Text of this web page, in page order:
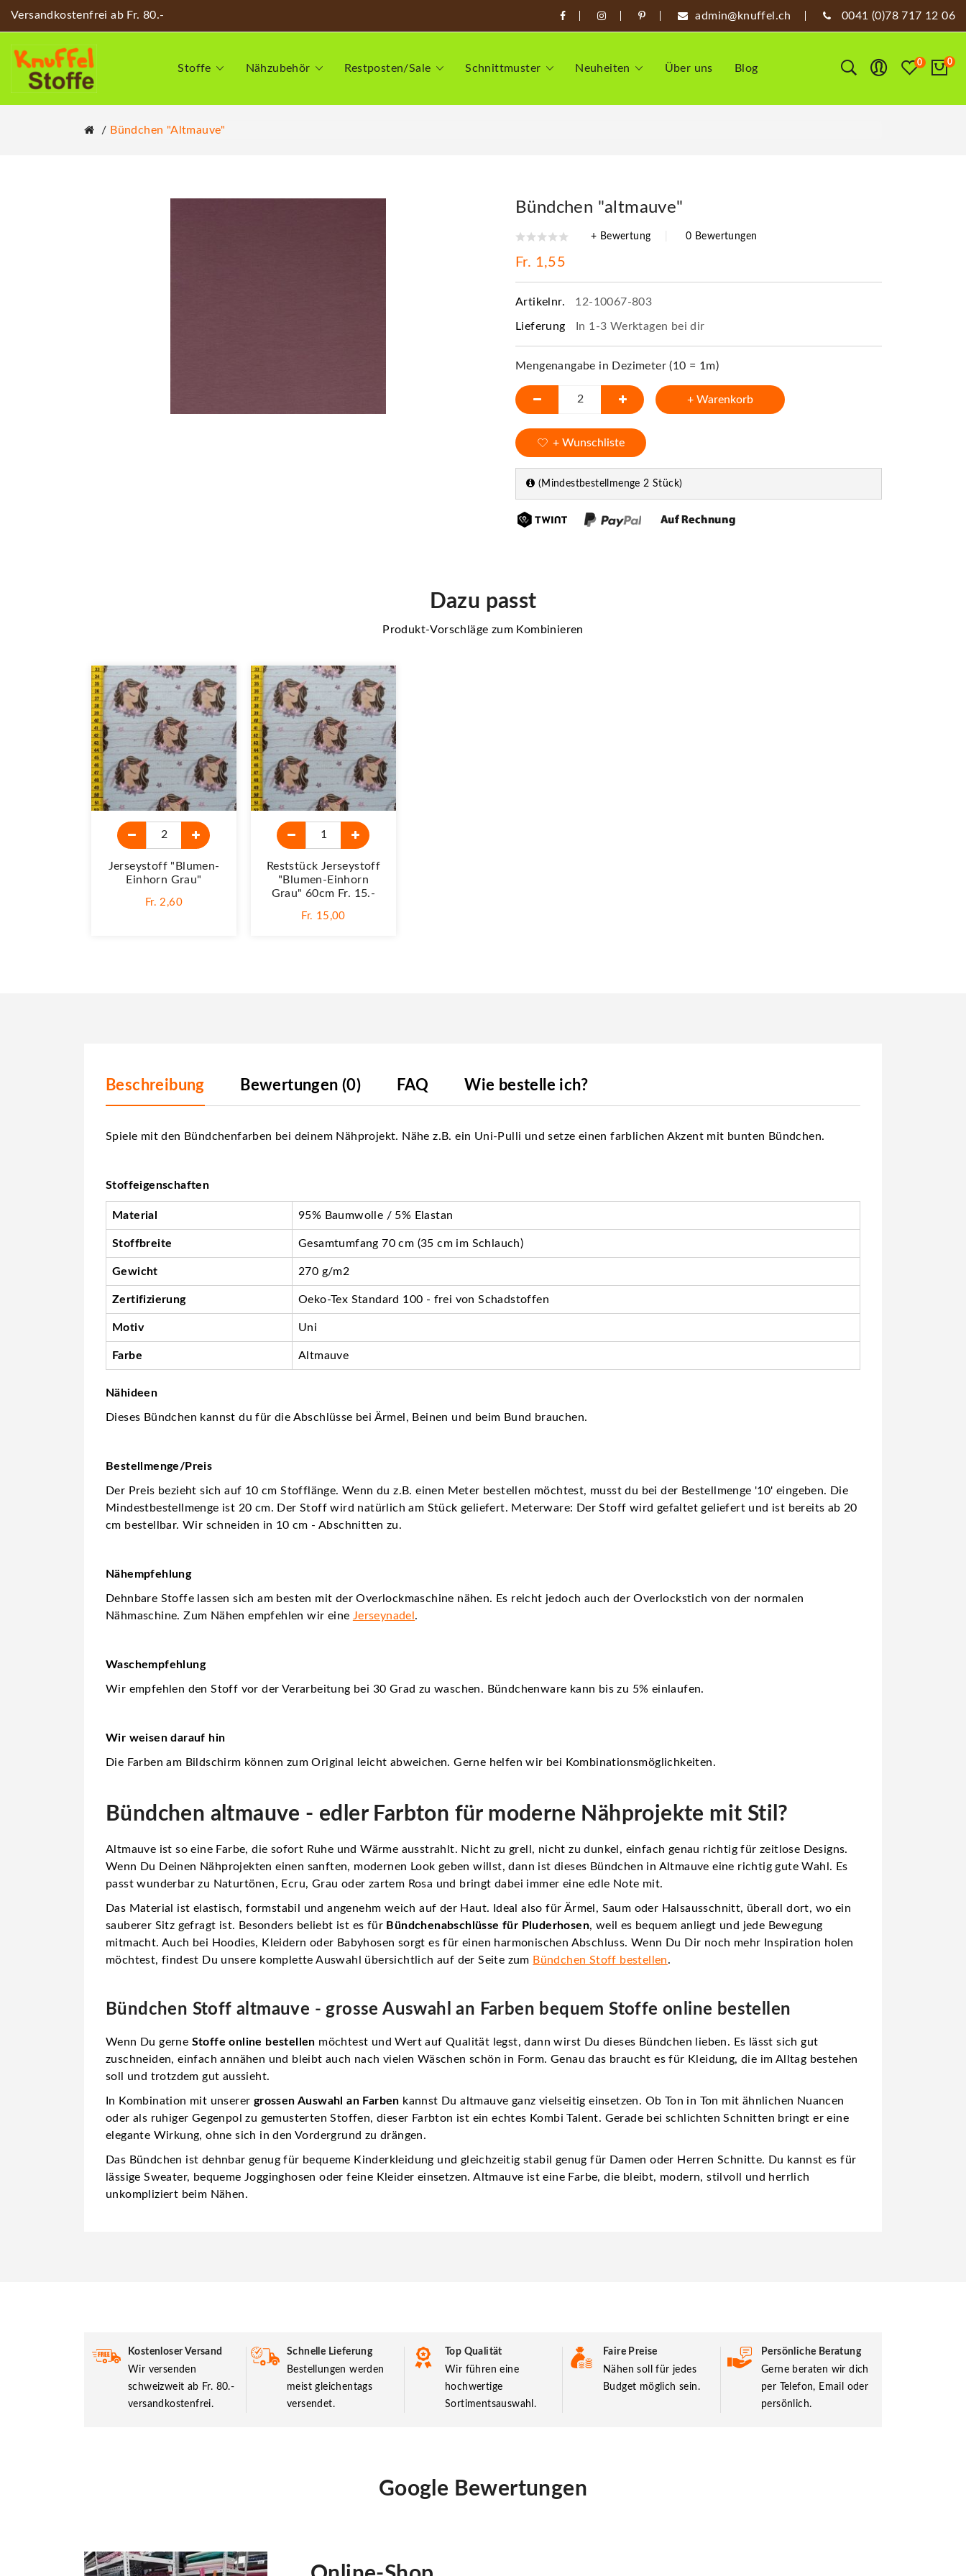
Versandkostenfrei ab Fr. 80.- admin@knuffel.ch 0041 (0)78 717 12 06
Stoffe Nähzubehör Restposten/Sale Schnittmuster Neuheiten Über uns Blog 0 0
Bündchen "altmauve"
Bündchen "altmauve"
+ Bewertung 0 Bewertungen
Fr. 1,55
Artikelnr. 12-10067-803
Lieferung In 1-3 Werktagen bei dir
Mengenangabe in Dezimeter (10 = 1m)
+ Warenkorb
+ Wunschliste
(Mindestbestellmenge 2 Stück)
Dazu passt
Produkt-Vorschläge zum Kombinieren
Jerseystoff "Blumen-
Einhorn Grau"
Fr. 2,60
Reststück Jerseystoff
"Blumen-Einhorn
Grau" 60cm Fr. 15.-
Fr. 15,00
Beschreibung Bewertungen (0) FAQ Wie bestelle ich?
Spiele mit den Bündchenfarben bei deinem Nähprojekt. Nähe z.B. ein Uni-Pulli und setze einen farblichen Akzent mit bunten Bündchen.
Stoffeigenschaften
Material 95% Baumwolle / 5% Elastan
Stoffbreite Gesamtumfang 70 cm (35 cm im Schlauch)
Gewicht 270 g/m2
Zertifizierung Oeko-Tex Standard 100 - frei von Schadstoffen
Motiv Uni
Farbe Altmauve
Nähideen
Dieses Bündchen kannst du für die Abschlüsse bei Ärmel, Beinen und beim Bund brauchen.
Bestellmenge/Preis
Der Preis bezieht sich auf 10 cm Stofflänge. Wenn du z.B. einen Meter bestellen möchtest, musst du bei der Bestellmenge '10' eingeben. Die
Mindestbestellmenge ist 20 cm. Der Stoff wird natürlich am Stück geliefert. Meterware: Der Stoff wird gefaltet geliefert und ist bereits ab 20
cm bestellbar. Wir schneiden in 10 cm - Abschnitten zu.
Nähempfehlung
Dehnbare Stoffe lassen sich am besten mit der Overlockmaschine nähen. Es reicht jedoch auch der Overlockstich von der normalen
Nähmaschine. Zum Nähen empfehlen wir eine Jerseynadel .
Waschempfehlung
Wir empfehlen den Stoff vor der Verarbeitung bei 30 Grad zu waschen. Bündchenware kann bis zu 5% einlaufen.
Wir weisen darauf hin
Die Farben am Bildschirm können zum Original leicht abweichen. Gerne helfen wir bei Kombinationsmöglichkeiten.
Bündchen altmauve - edler Farbton für moderne Nähprojekte mit Stil?
Altmauve ist so eine Farbe, die sofort Ruhe und Wärme ausstrahlt. Nicht zu grell, nicht zu dunkel, einfach genau richtig für zeitlose Designs.
Wenn Du Deinen Nähprojekten einen sanften, modernen Look geben willst, dann ist dieses Bündchen in Altmauve eine richtig gute Wahl. Es
passt wunderbar zu Naturtönen, Ecru, Grau oder zartem Rosa und bringt dabei immer eine edle Note mit.
Das Material ist elastisch, formstabil und angenehm weich auf der Haut. Ideal also für Ärmel, Saum oder Halsausschnitt, überall dort, wo ein
sauberer Sitz gefragt ist. Besonders beliebt ist es für Bündchenabschlüsse für Pluderhosen, weil es bequem anliegt und jede Bewegung
mitmacht. Auch bei Hoodies, Kleidern oder Babyhosen sorgt es für einen harmonischen Abschluss. Wenn Du Dir noch mehr Inspiration holen
möchtest, findest Du unsere komplette Auswahl übersichtlich auf der Seite zum Bündchen Stoff bestellen.
Bündchen Stoff altmauve - grosse Auswahl an Farben bequem Stoffe online bestellen
Wenn Du gerne Stoffe online bestellen möchtest und Wert auf Qualität legst, dann wirst Du dieses Bündchen lieben. Es lässt sich gut
zuschneiden, einfach annähen und bleibt auch nach vielen Wäschen schön in Form. Genau das braucht es für Kleidung, die im Alltag bestehen
soll und trotzdem gut aussieht.
In Kombination mit unserer grossen Auswahl an Farben kannst Du altmauve ganz vielseitig einsetzen. Ob Ton in Ton mit ähnlichen Nuancen
oder als ruhiger Gegenpol zu gemusterten Stoffen, dieser Farbton ist ein echtes Kombi Talent. Gerade bei schlichten Schnitten bringt er eine
elegante Wirkung, ohne sich in den Vordergrund zu drängen.
Das Bündchen ist dehnbar genug für bequeme Kinderkleidung und gleichzeitig stabil genug für Damen oder Herren Schnitte. Du kannst es für
lässige Sweater, bequeme Jogginghosen oder feine Kleider einsetzen. Altmauve ist eine Farbe, die bleibt, modern, stilvoll und herrlich
unkompliziert beim Nähen.
Kostenloser Versand
Wir versenden
schweizweit ab Fr. 80.-
versandkostenfrei.
Schnelle Lieferung
Bestellungen werden
meist gleichentags
versendet.
Top Qualität
Wir führen eine
hochwertige
Sortimentsauswahl.
Faire Preise
Nähen soll für jedes
Budget möglich sein.
Persönliche Beratung
Gerne beraten wir dich
per Telefon, Email oder
persönlich.
Google Bewertungen